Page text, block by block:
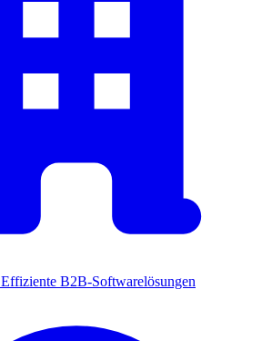
Effiziente B2B-Softwarelösungen